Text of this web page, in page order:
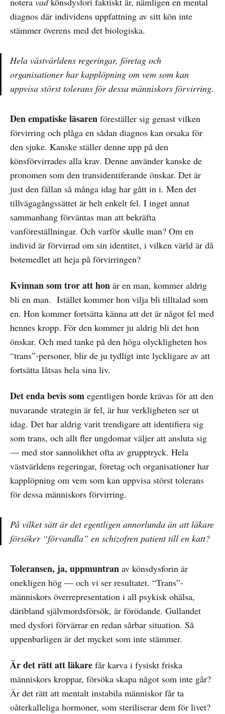
diagnos där individens uppfattning av sitt kön inte
stämmer överens med det biologiska.
Hela västvärldens regeringar, företag och
organisationer har kapplöpning om vem som kan
uppvisa störst tolerans för dessa människors förvirring.
Den empatiske läsaren föreställer sig genast vilken
förvirring och plåga en sådan diagnos kan orsaka för
den sjuke. Kanske ställer denne upp på den
könsförvirrades alla krav. Denne använder kanske de
pronomen som den transidentiferande önskar. Det är
just den fällan så många idag har gått in i. Men det
tillvägagångssättet är helt enkelt fel. I inget annat
sammanhang förväntas man att bekräfta
vanföreställningar. Och varför skulle man? Om en
individ är förvirrad om sin identitet, i vilken värld är då
botemedlet att heja på förvirringen?
Kvinnan som tror att hon är en man, kommer aldrig
bli en man. Istället kommer hon vilja bli tilltalad som
en. Hon kommer fortsätta känna att det är något fel med
hennes kropp. För den kommer ju aldrig bli det hon
önskar. Och med tanke på den höga olyckligheten hos
“trans”-personer, blir de ju tydligt inte lyckligare av att
fortsätta låtsas hela sina liv.
Det enda bevis som egentligen borde krävas för att den
nuvarande strategin är fel, är hur verkligheten ser ut
idag. Det har aldrig varit trendigare att identifiera sig
som trans, och allt fler ungdomar väljer att ansluta sig
— med stor sannolikhet ofta av grupptryck. Hela
västvärldens regeringar, företag och organisationer har
kapplöpning om vem som kan uppvisa störst tolerans
för dessa människors förvirring.
På vilket sätt är det egentligen annorlunda än att läkare
försöker “förvandla” en schizofren patient till en katt?
Toleransen, ja, uppmuntran av könsdysforin är
onekligen hög — och vi ser resultatet. “Trans”-
människors överrepresentation i all psykisk ohälsa,
däribland självmordsförsök, är förödande. Gullandet
med dysfori förvärrar en redan sårbar situation. Så
uppenbarligen är det mycket som inte stämmer.
Är det rätt att läkare får karva i fysiskt friska
människors kroppar, försöka skapa något som inte går?
Är det rätt att mentalt instabila människor får ta
oåterkalleliga hormoner, som steriliserar dem för livet?